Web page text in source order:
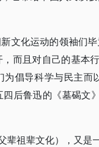
文化运动的领袖们
而且对自己的基本
倡导科学与民主
后鲁迅的《墓碣文
辈祖辈文化），又是